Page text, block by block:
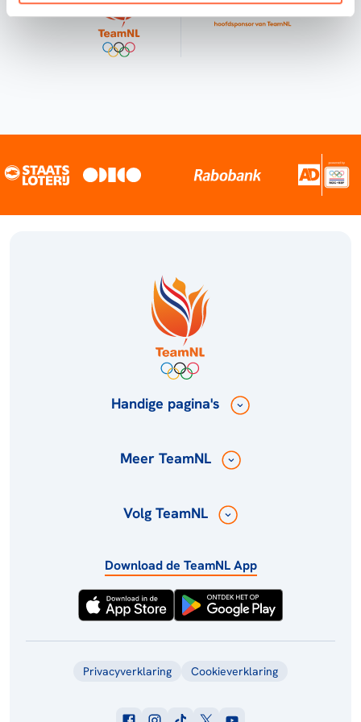
Handige pagina's
Meer TeamNL
Volg TeamNL
Download de TeamNL App
Privacyverklaring Cookieverklaring